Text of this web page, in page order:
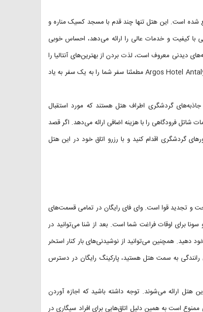
کالیچی واقع شده است. این هتل تنها چند قدم با مسجد کسیک مناره و
با کیفیت و خدمات عالی را ارائه می‌دهد، احساس خوبی
دیدنی معروف است، لذت بردن از بهترین‌های آنتالیا را
آسان می‌کند. چه برای تجارت، چه برای تفریح یا هر دو به آنتالیا سفر کنید، هتل Argos Hotel Antalya مطمئنا سفر شما را به یک سفر به یاد
جاذبه‌های گردشگری اطراف هتل هستند که مورد استقبال
آنتالیا ۹.۲ کیلومتر فاصله دارد و خدمات شاتل فرودگاهی را با هزینه اضافی ارائه می‌دهد. اگر قصد
گردشگری اقدام کنید و با رزرو اتاق خود در این هتل
و تجدید قوا است. وای فای رایگان در تمامی قسمت‌های
برای اوقات فراغت شما است. بعد از شنا می‌توانید در
دهید. همچنین می‌توانید از نوشیدنی‌های بار کنار استخر
رانندگی به سمت هتل هستید، پارکینگ رایگان در دسترس
این هتل ارائه می‌شوند. توجه داشته باشید که اجازه آوردن
است به همین دلیل اتاق‌هایی برای افراد سیگاری در